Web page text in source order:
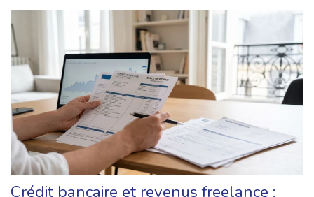
Crédit bancaire et revenus freelance :